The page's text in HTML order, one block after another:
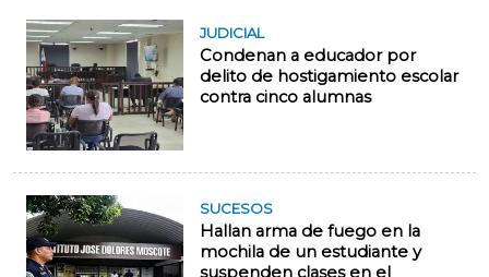
JUDICIAL
Condenan a educador por
delito de hostigamiento escolar
contra cinco alumnas
SUCESOS
Hallan arma de fuego en la
mochila de un estudiante y
suspenden clases en el